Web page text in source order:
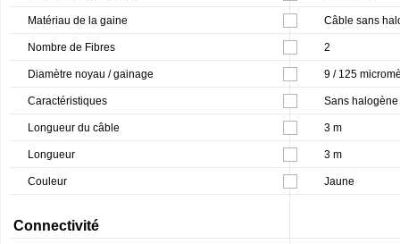
Matériau de la gaine Câble sans
Nombre de Fibres 2
Diamètre noyau / gainage 9 / 125
Caractéristiques Sans halogène
Longueur du câble 3 m
Longueur 3 m
Couleur Jaune
Connectivité